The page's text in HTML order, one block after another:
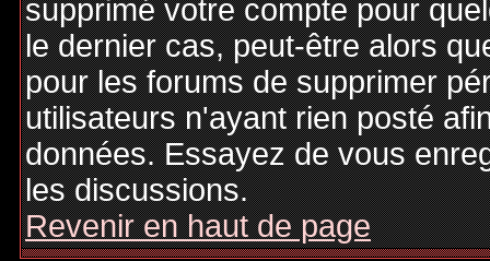
supprimé votre compte pour
le dernier cas, peut-être alors
pour les forums de supprimer
utilisateurs n'ayant rien posté
données. Essayez de vous
les discussions.
Revenir en haut de page